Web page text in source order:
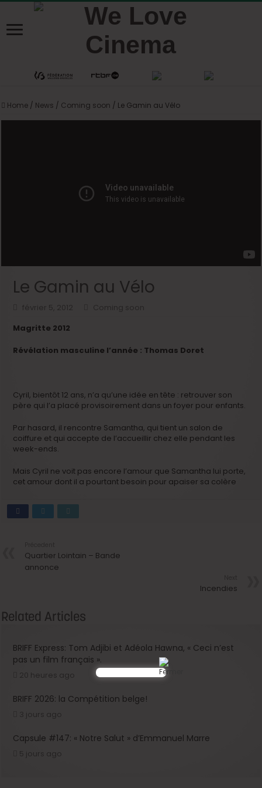
Home / News / Coming soon / Le Gamin au Vélo
Le Gamin au Vélo
février 5, 2012
Coming soon
Magritte 2012
Révélation masculine l’année : Thomas Doret
Cyril, bientôt 12 ans, n’a qu’une idée en tête : retrouver son
père qui l’a placé provisoirement dans un foyer pour enfants.
Par hasard, il rencontre Samantha, qui tient un salon de
coiffure et qui accepte de l’accueillir chez elle pendant les
week-ends.
Mais Cyril ne voit pas encore l’amour que Samantha lui porte,
cet amour dont il a pourtant besoin pour apaiser sa colère
Quartier Lointain – Bande
annonce
Incendies
Related Articles
BRIFF Express: Tom Adjibi et Adéola Hawna, « Ceci n’est
pas un film français ».
20 heures ago
BRIFF 2026: la Compétition belge!
3 jours ago
Capsule #147: « Notre Salut » d’Emmanuel Marre
5 jours ago